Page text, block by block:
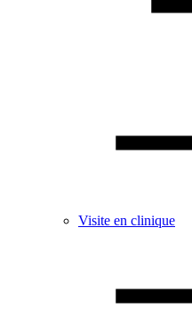
Visite en clinique